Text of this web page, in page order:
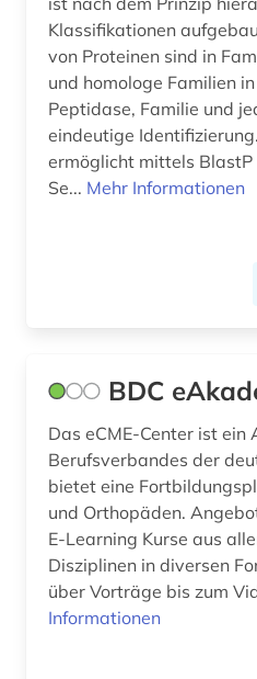
armut (2)
armutspolitik (1)
arneimittel (1)
arneistoffe (1)
art (2)
arthur (1)
arzneibuch (2)
arzneimittel (22)
arzneimittelbild (1)
arzneimitteldosis (1)
USA (50)
Ukraine (1)
Ungarn (2)
Zypern (1)
Klassifikationen
von Proteinen sind in
und homologe Familien
Peptidase, Familie und
eindeutige
ermöglicht mittels BlastP
Se... Mehr Informationen
BDC
Das eCME-Center ist ein
Berufsverbandes der
bietet eine
und Orthopäden.
E-Learning Kurse aus
Disziplinen in diversen
über Vorträge bis zum
Informationen